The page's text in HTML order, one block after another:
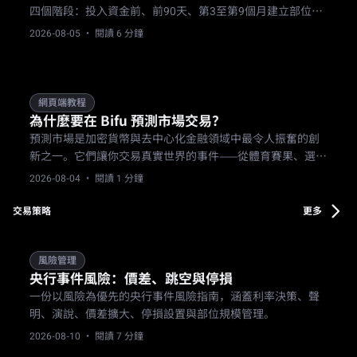
四個階段：投入資金前、前90天、第3至第9個月建立部位，
以及年終檢討。內容涵蓋研究、KYC與資格審查、從小額開
2026-08-05 · 閱讀 6 分鐘
網頁端教程
為什麼要在 Bifu 預測市場交易？
預測市場是加密貨幣與去中心化金融領域中最令人振奮的創
新之一。它們讓你交易真實世界的事件——從體育賽果、選舉
到新聞與娛樂——使用可驗證的合約。
2026-08-04 · 閱讀 1 分鐘
交易策略 更多
風險管理
央行事件風險：價差、跳空與停損
一份以風險為優先的央行事件風險指南，涵蓋利率決策、聲
明、演說、價差擴大、停損設置與部位規模管理。
2026-08-10 · 閱讀 7 分鐘